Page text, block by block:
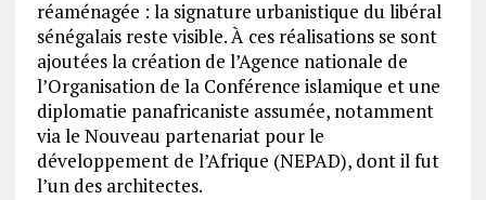
réaménagée : la signature urbanistique du libéral
sénégalais reste visible. À ces réalisations se sont
ajoutées la création de l’Agence nationale de
l’Organisation de la Conférence islamique et une
diplomatie panafricaniste assumée, notamment
via le Nouveau partenariat pour le
développement de l’Afrique (NEPAD), dont il fut
l’un des architectes.